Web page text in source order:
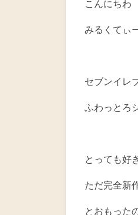
こんにちわ
みるくてぃ
セブンイレ
ふわっとろ
とっても好
ただ完全新
とおもった